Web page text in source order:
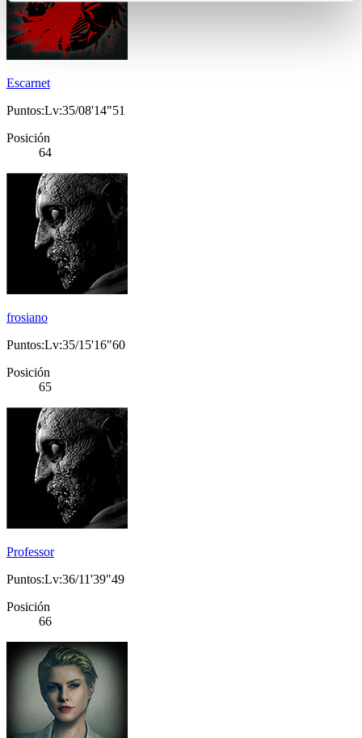
Escarnet
Puntos:Lv:35/08'14"51
Posición
64
frosiano
Puntos:Lv:35/15'16"60
Posición
65
Professor
Puntos:Lv:36/11'39"49
Posición
66